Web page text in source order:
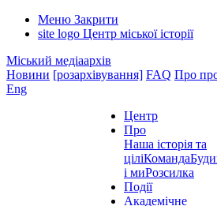
Меню Закрити
site logo Центр міської історії
Міський медіаархів
Новини [розархівування] FAQ Про
Eng
Центр
Про
Наша історія та
ціліКоманда
і миРозсилка
Події
Академічне